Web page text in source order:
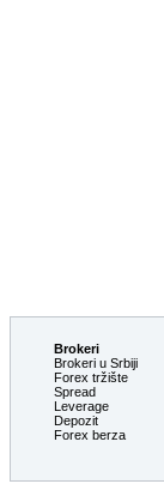
Brokeri
Brokeri u Srbiji
Forex tržište
Spread
Leverage
Depozit
Forex berza